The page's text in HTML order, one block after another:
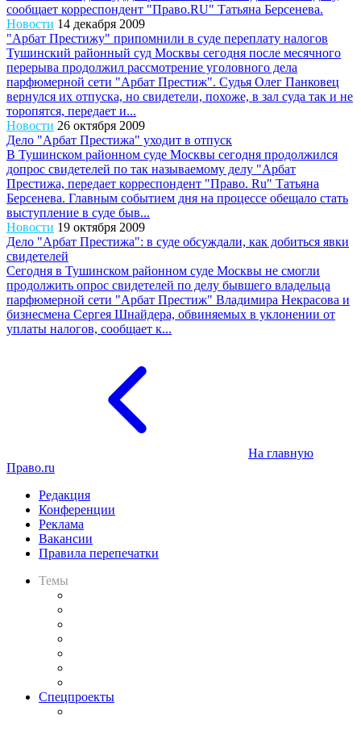
сообщает корреспондент "Право.RU" Татьяна Берсенева.
Новости 14 декабря 2009
"Арбат Престижу" припомнили в суде переплату налогов
Тушинский районный суд Москвы сегодня после месячного
перерыва продолжил рассмотрение уголовного дела
парфюмерной сети "Арбат Престиж". Судья Олег Панковец
вернулся их отпуска, но свидетели, похоже, в зал суда так и не
торопятся, передает и...
Новости 26 октября 2009
Дело "Арбат Престижа" уходит в отпуск
В Тушинском районном суде Москвы сегодня продолжился
допрос свидетелей по так называемому делу "Арбат
Престижа, передает корреспондент "Право. Ru" Татьяна
Берсенева. Главным событием дня на процессе обещало стать
выступление в суде быв...
Новости 19 октября 2009
Дело "Арбат Престижа": в суде обсуждали, как добиться явки
свидетелей
Сегодня в Тушинском районном суде Москвы не смогли
продолжить опрос свидетелей по делу бывшего владельца
парфюмерной сети "Арбат Престиж" Владимира Некрасова и
бизнесмена Сергея Шнайдера, обвиняемых в уклонении от
уплаты налогов, сообщает к...
На главную
Право.ru
Редакция
Конференции
Реклама
Вакансии
Правила перепечатки
Темы
Спецпроекты